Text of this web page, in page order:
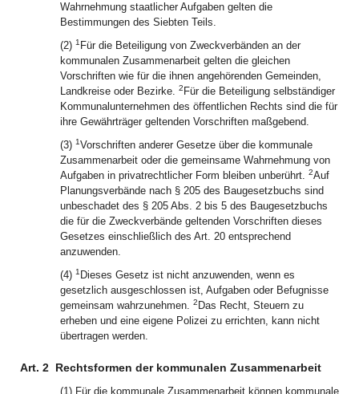
Wahrnehmung staatlicher Aufgaben gelten die
Bestimmungen des Siebten Teils.
(2) 1 Für die Beteiligung von Zweckverbänden an der
kommunalen Zusammenarbeit gelten die gleichen
Vorschriften wie für die ihnen angehörenden Gemeinden,
Landkreise oder Bezirke. 2 Für die Beteiligung selbständiger
Kommunalunternehmen des öffentlichen Rechts sind die für
ihre Gewährträger geltenden Vorschriften maßgebend.
(3) 1Vorschriften anderer Gesetze über die kommunale
Zusammenarbeit oder die gemeinsame Wahrnehmung von
Aufgaben in privatrechtlicher Form bleiben unberührt. 2Auf
Planungsverbände nach § 205 des Baugesetzbuchs sind
unbeschadet des § 205 Abs. 2 bis 5 des Baugesetzbuchs
die für die Zweckverbände geltenden Vorschriften dieses
Gesetzes einschließlich des Art. 20 entsprechend
anzuwenden.
(4) 1 Dieses Gesetz ist nicht anzuwenden, wenn es
gesetzlich ausgeschlossen ist, Aufgaben oder Befugnisse
gemeinsam wahrzunehmen. 2 Das Recht, Steuern zu
erheben und eine eigene Polizei zu errichten, kann nicht
übertragen werden.
Art. 2 Rechtsformen der kommunalen Zusammenarbeit
(1) Für die kommunale Zusammenarbeit können kommunale